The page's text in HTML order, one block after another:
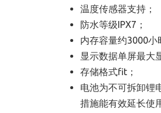
温度传感器支持 ；
防水等级IPX7 ；
内存容量约3000小
显示数据单屏最大
存储格式fit ；
电池为不可拆卸锂
措施能有效延长使